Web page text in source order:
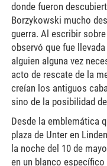
donde fueron
Borzykowski mucho
guerra. Al escribir
observó que fue
alguien alguna vez
acto de rescate de la
creían los antiguos
sino de la posibilidad
Desde la emblemática
plaza de Unter en
la noche del 10 de
en un blanco